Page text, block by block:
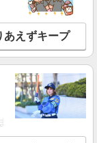
による
静岡県御殿場市柴
を見る
あえずキープ
市岩槻区・久喜市・